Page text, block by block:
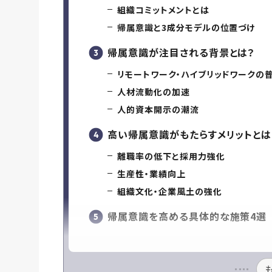
組織コミットメントとは
帰属意識と3成分モデルの位置づけ
帰属意識が注目される背景とは？
リモートワーク・ハイブリッドワークの
人材流動化の加速
人的資本開示の潮流
高い帰属意識がもたらすメリットとは
離職率の低下と採用力強化
生産性・業績向上
組織文化・企業風土の強化
帰属意識を高める具体的な施策4選